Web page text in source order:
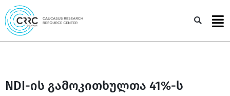
Skip
to
content
NDI-ის გამოკითხულთა 41%-ს